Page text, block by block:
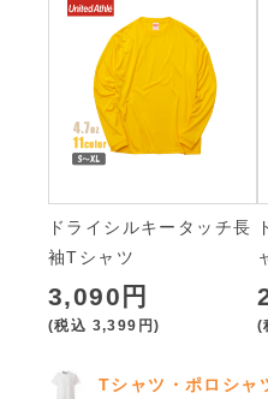
Tシャツ・ポロシャ
ドライシルキータッチ長
袖Tシャツ
3,090円
(税込 3,399円) (